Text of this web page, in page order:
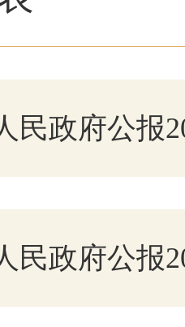
民政府公报
民政府公报